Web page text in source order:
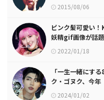
2015/08/06
ピンク髪可愛い
妖精gif画像が話
2022/01/18
「一生一緒にす
ク・ゴヌク、今
2024/01/02